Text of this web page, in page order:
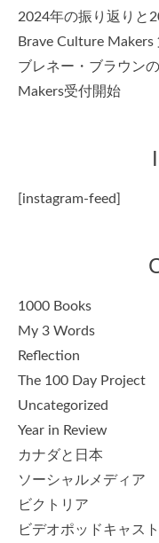
2024年の振り返りと
Brave Culture
ブレネー・ブラウン
Makers受付開始
[instagram-feed]
1000 Books
My 3 Words
Reflection
The 100 Day Project
Uncategorized
Year in Review
カナダと日本
ソーシャルメディア
ビクトリア
ビデオポッドキャスト